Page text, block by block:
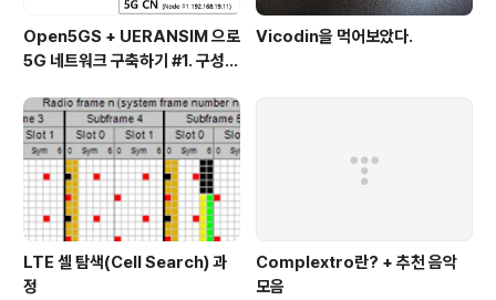
Open5GS + UERANSIM 으로
5G 네트워크 구축하기 #1. 구성
Vicodin을 먹어보았다.
LTE 셀 탐색(Cell Search) 과
정
Complextro란? + 추천 음악
모음